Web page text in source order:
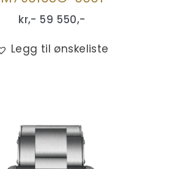
kr,- 59 550,-
Legg til ønskeliste